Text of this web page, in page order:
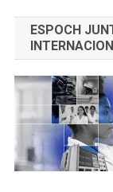
ESPOCH